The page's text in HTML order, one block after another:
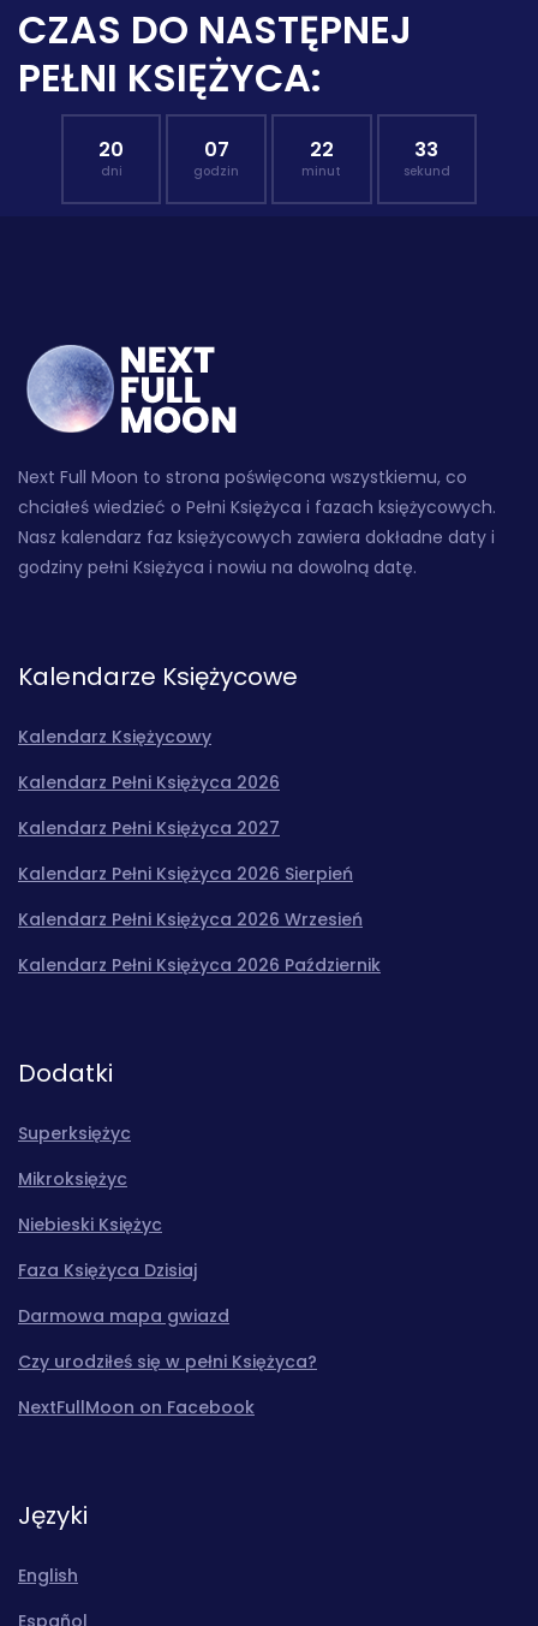
CZAS DO NASTĘPNEJ
PEŁNI KSIĘŻYCA:
20
dni
07
godzin
22
minut
32
sekund
Next Full Moon to strona poświęcona wszystkiemu, co
chciałeś wiedzieć o Pełni Księżyca i fazach księżycowych.
Nasz kalendarz faz księżycowych zawiera dokładne daty i
godziny pełni Księżyca i nowiu na dowolną datę.
Kalendarze Księżycowe
Kalendarz Księżycowy
Kalendarz Pełni Księżyca 2026
Kalendarz Pełni Księżyca 2027
Kalendarz Pełni Księżyca 2026 Sierpień
Kalendarz Pełni Księżyca 2026 Wrzesień
Kalendarz Pełni Księżyca 2026 Październik
Dodatki
Superksiężyc
Mikroksiężyc
Niebieski Księżyc
Faza Księżyca Dzisiaj
Darmowa mapa gwiazd
Czy urodziłeś się w pełni Księżyca?
NextFullMoon on Facebook
Języki
English
Español